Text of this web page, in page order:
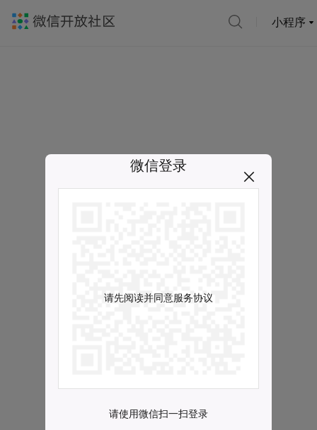
小程序
微信登录
请先阅读并同意服务协议
请使用微信扫一扫登录